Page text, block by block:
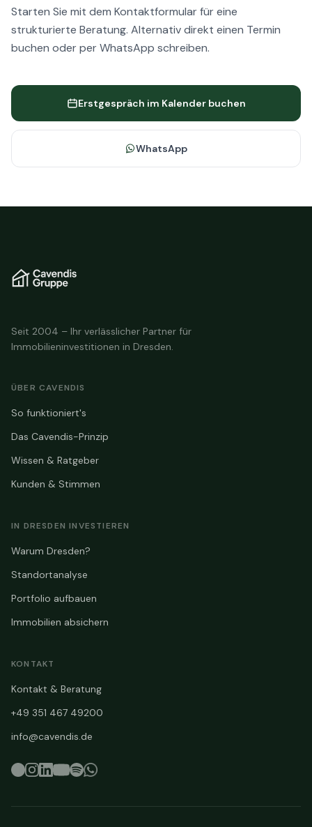
Starten Sie mit dem Kontaktformular für eine
strukturierte Beratung. Alternativ direkt einen Termin
buchen oder per WhatsApp schreiben.
Erstgespräch im Kalender buchen
WhatsApp
Seit 2004 – Ihr verlässlicher Partner für
Immobilieninvestitionen in Dresden.
ÜBER CAVENDIS
So funktioniert's
Das Cavendis-Prinzip
Wissen & Ratgeber
Kunden & Stimmen
IN DRESDEN INVESTIEREN
Warum Dresden?
Standortanalyse
Portfolio aufbauen
Immobilien absichern
KONTAKT
Kontakt & Beratung
+49 351 467 49200
info@cavendis.de